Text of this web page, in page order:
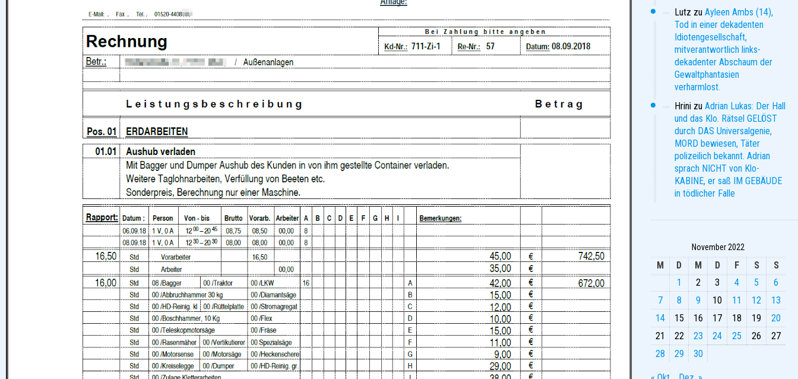
Lutz zuAyleen Ambs (14),
Tod in einer dekadenten
Idiotengesellschaft,
mitverantwortlich links-
dekadenter Abschaum der
Gewaltphantasien
verharmlost.
Hrini zuAdrian Lukas: Der Hall
und das Klo. Rätsel GELÖST
durch DAS Universalgenie,
MORD bewiesen, Täter
polizeilich bekannt. Adrian
sprach NICHT von Klo-
KABINE, er saß IM GEBÄUDE
in tödlicher Falle
November 2022
M D M D F S
S
1
2 3 4 5
6
7
8 9 10 11 12
13
14
15 16 17 18 19
20
21
22 23 24 25 26
27
28
29 30